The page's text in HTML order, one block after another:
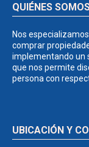
QUIÉNES
Nos
comprar
implementando un
que nos permite
persona con
UBICACIÓN Y